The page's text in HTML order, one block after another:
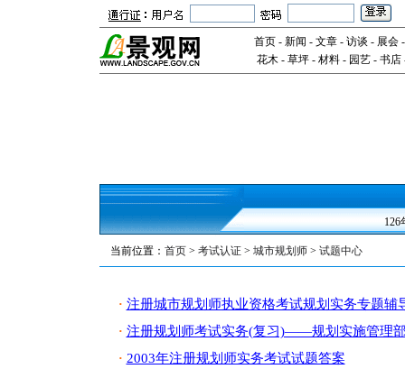
首页- 新闻 - 文章- 访谈 - 展会
花木- 草坪- 材料- 园艺- 书店
当前位置： 首页 > 考试认证 > 城市规划师 > 试题中心
· 注册城市规划师执业资格考试规划实务专题辅
· 注册规划师考试实务(复习)——规划实施管理
· 2003年注册规划师实务考试试题答案